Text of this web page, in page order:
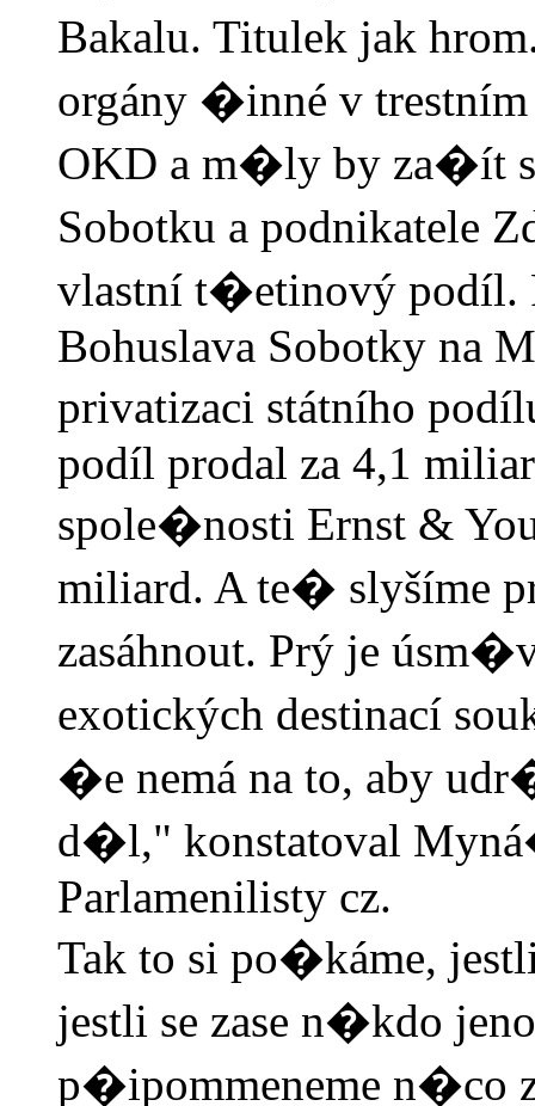
Bakalu. Titulek jak
orgány �inné v
OKD a m�ly by za�ít
Sobotku a podnikatele
vlastní t�etinový
Bohuslava Sobotky na
privatizaci státního
podíl prodal za 4,1
spole�nosti Ernst &
miliard. A te� slyšíme
zasáhnout. Prý je
exotických destinací
�e nemá na to, aby
d�l," konstatoval
Parlamenilisty cz.
Tak to si po�káme,
jestli se zase n�kdo
p�ipommeneme n�co